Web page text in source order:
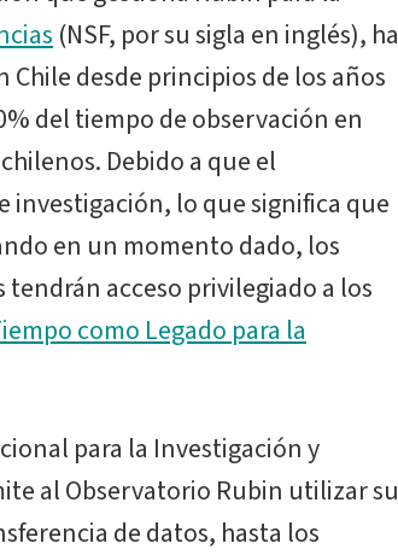
(NSF, por su sigla en inglés), ha
desde principios de los años
del tiempo de observación en
Debido a que el
investigación, lo que significa que
en un momento dado, los
acceso privilegiado a los
como Legado para la
para la Investigación y
al Observatorio Rubin utilizar su
de datos, hasta los